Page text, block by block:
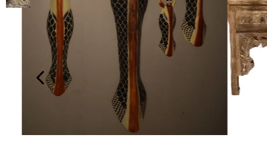
מקרמה
199.00
149.00 ₪